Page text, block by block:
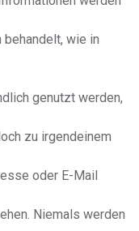
wie in
genutzt werden,
zu irgendeinem
oder E-Mail
Niemals werden